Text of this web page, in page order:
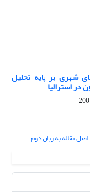
شهری بر پایه تحلیل
در استرالیا
اصل مقاله به زبان دوم